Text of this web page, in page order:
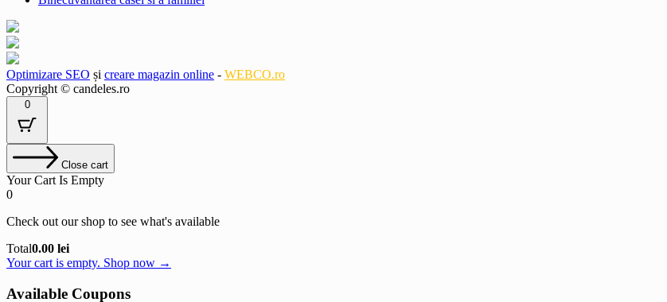
Optimizare SEO și creare magazin online - WEBCO.ro
Copyright © candeles.ro
0
Close cart
Your Cart Is Empty
0
Check out our shop to see what's available
Cart
Total:
Total0.00 lei
Your cart is empty. Shop now →
Available Coupons